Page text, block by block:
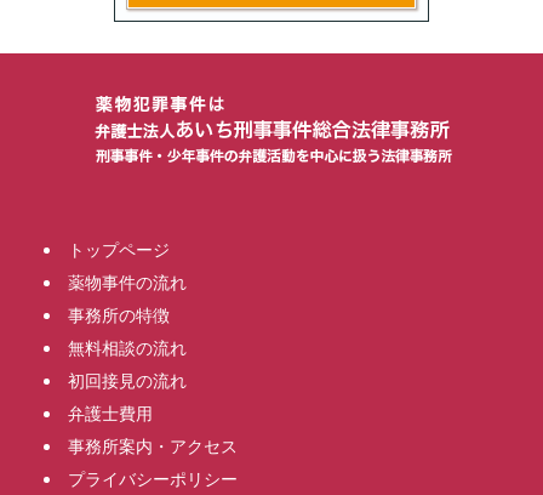
トップページ
薬物事件の流れ
事務所の特徴
無料相談の流れ
初回接見の流れ
弁護士費用
事務所案内・アクセス
プライバシーポリシー